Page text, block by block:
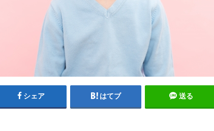
シェア はてブ 送る